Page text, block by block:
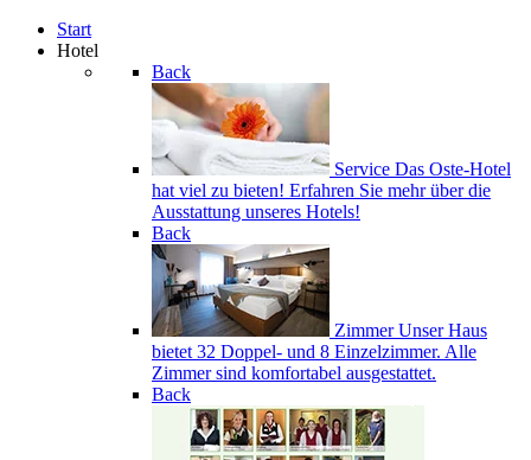
Start
Hotel
Back
Service Das Oste-Hotel
hat viel zu bieten! Erfahren Sie mehr über die
Ausstattung unseres Hotels!
Back
Zimmer Unser Haus
bietet 32 Doppel- und 8 Einzelzimmer. Alle
Zimmer sind komfortabel ausgestattet.
Back